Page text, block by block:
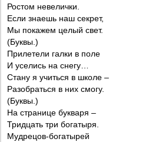
Ростом невелички.
Если знаешь наш секрет,
Мы покажем целый свет.
(Буквы.)
Прилетели галки в поле
И уселись на снегу…
Стану я учиться в школе –
Разобраться в них смогу.
(Буквы.)
На странице букваря –
Тридцать три богатыря.
Мудрецов-богатырей